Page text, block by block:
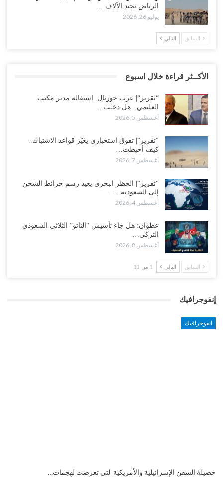
الرياض تجند الآلاف…
يوليو 26, 2026
السابق التالي
الأكــثر قراءة خلال اسبوع
“تقرير“| عرب جورنال: استقالة مدير مكتب
العليمي.. هل دخلت…
أغسطس 5, 2026
“تقرير“| تفوق استخباري يغيّر قواعد الاشتباك..
كيف أحبطت…
أغسطس 7, 2026
“تقرير“| الحظر البحري يعيد رسم خرائط الشحن
إلى السعودية..…
أغسطس 4, 2026
عطوان: هل جاء تأسيس “الناتو” الثلاثي السعودي
التركي…
أغسطس 8, 2026
السابق التالي 1 من 11
إنفوجرافيك
انفوجرافيك
التضخم السنوي لمنطقة اليورو.. “إنفوجرافيك“..!